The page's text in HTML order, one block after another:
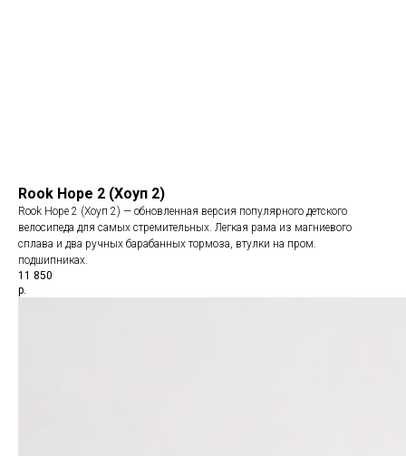
Rook Hope 2 (Хоуп 2)
Rook Hope 2 (Хоуп 2) — обновленная версия популярного детского
велосипеда для самых стремительных. Легкая рама из магниевого
сплава и два ручных барабанных тормоза, втулки на пром.
подшипниках.
11 850
р.